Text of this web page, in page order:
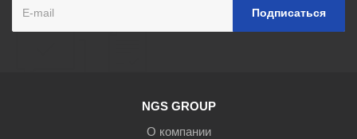
NGS GROUP
О компании